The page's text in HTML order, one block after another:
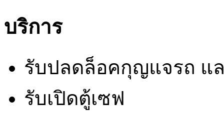
บริการ
รับปลดล็อคกุญแจรถ แ
รับเปิดตู้เซฟ